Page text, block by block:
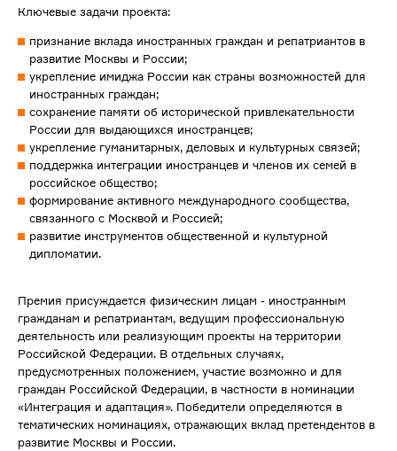
Ключевые задачи проекта:
признание вклада иностранных граждан и репатриантов в
развитие Москвы и России;
укрепление имиджа России как страны возможностей для
иностранных граждан;
сохранение памяти об исторической привлекательности
России для выдающихся иностранцев;
укрепление гуманитарных, деловых и культурных связей;
поддержка интеграции иностранцев и членов их семей в
российское общество;
формирование активного международного сообщества,
связанного с Москвой и Россией;
развитие инструментов общественной и культурной
дипломатии.
Премия присуждается физическим лицам - иностранным
гражданам и репатриантам, ведущим профессиональную
деятельность или реализующим проекты на территории
Российской Федерации. В отдельных случаях,
предусмотренных положением, участие возможно и для
граждан Российской Федерации, в частности в номинации
«Интеграция и адаптация». Победители определяются в
тематических номинациях, отражающих вклад претендентов в
развитие Москвы и России.